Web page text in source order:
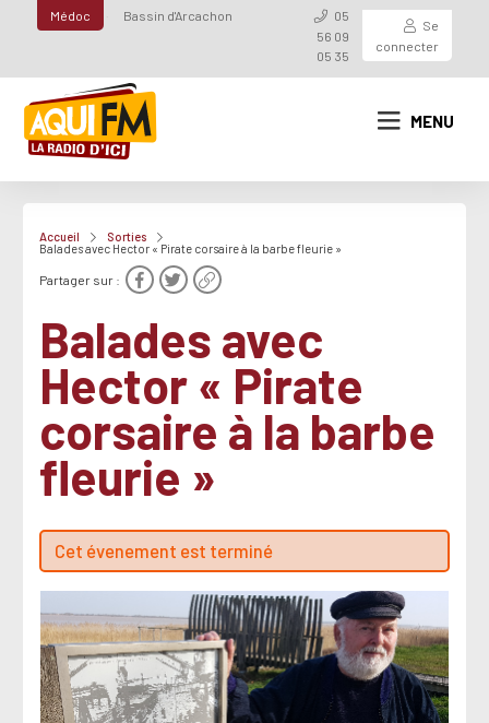
Médoc Bassin d'Arcachon
05
56 09
05 35
Se
connecter
MENU
Accueil
Sorties
Balades avec Hector « Pirate corsaire à la barbe fleurie »
Partager sur :
Balades avec
Hector « Pirate
corsaire à la barbe
fleurie »
Cet évenement est terminé